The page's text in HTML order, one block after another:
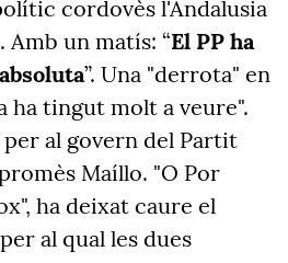
cordovès l'Andalusia
un matís: “El PP ha
”. Una "derrota" en
ha tingut molt a veure".
al govern del Partit
Maíllo. "O Por
ha deixat caure el
al qual les dues